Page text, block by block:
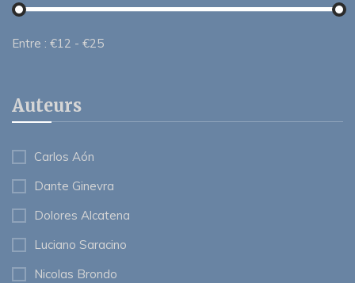
Entre : €12 - €25
Auteurs
Carlos Aón
Dante Ginevra
Dolores Alcatena
Luciano Saracino
Nicolas Brondo